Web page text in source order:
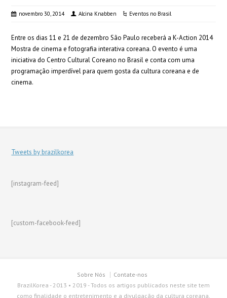
novembro 30, 2014 Alcina Knabben Eventos no Brasil
Entre os dias 11 e 21 de dezembro São Paulo receberá a K-Action 2014
Mostra de cinema e fotografia interativa coreana. O evento é uma
iniciativa do Centro Cultural Coreano no Brasil e conta com uma
programação imperdível para quem gosta da cultura coreana e de
cinema.
Tweets by brazilkorea
[instagram-feed]
[custom-facebook-feed]
Sobre Nós
Contate-nos
BrazilKorea - 2013 • 2019 - Todos os artigos publicados neste site tem
como finalidade o entretenimento e a divulgação da cultura coreana.